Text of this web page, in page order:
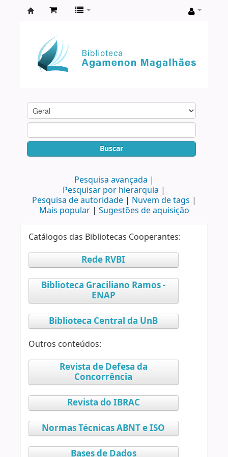
Agamenon
Magalhães
Buscar
Pesquisa avançada
Pesquisar por hierarquia
Pesquisa de autoridade
Nuvem de tags
Mais popular
Sugestões de aquisição
Catálogos das Bibliotecas Cooperantes:
Rede RVBI
Biblioteca Graciliano Ramos -
ENAP
Biblioteca Central da UnB
Outros conteúdos:
Revista de Defesa da
Concorrência
Revista do IBRAC
Normas Técnicas ABNT e ISO
Bases de Dados